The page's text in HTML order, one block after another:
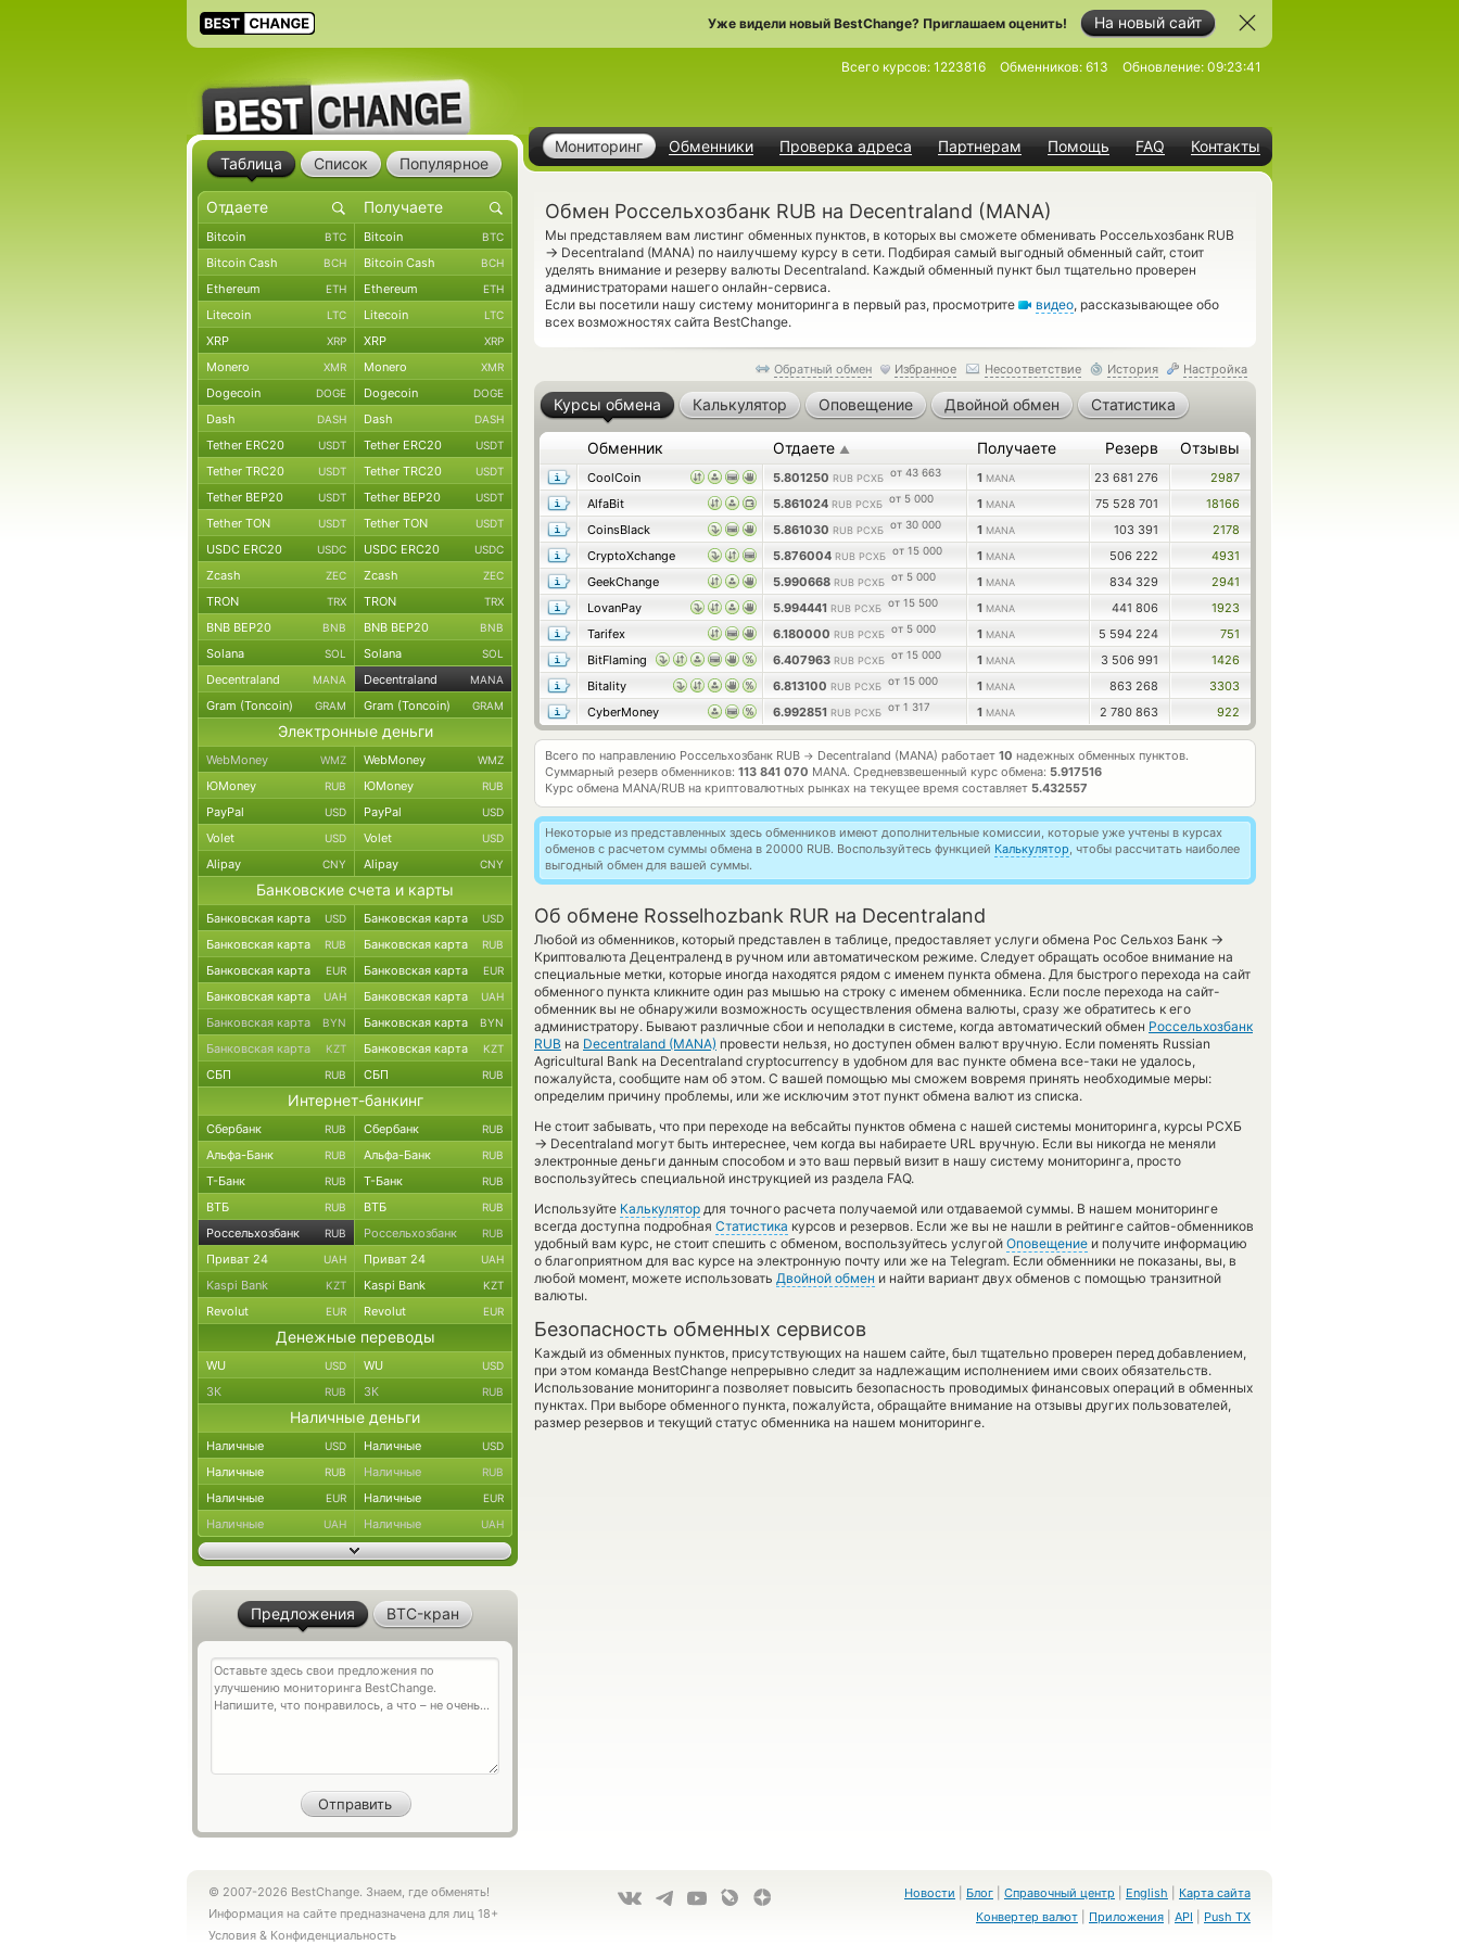
На новый сайт
Уже видели новый BestChange? Приглашаем оценить!
Мониторинг Обменники Проверка адреса Партнерам Помощь FAQ Контакты
Всего курсов: 1223816 Обменников: 613 Обновление: 09:23:41
Обмен Россельхозбанк RUB на Decentraland (MANA)
Мы представляем вам листинг обменных пунктов, в которых вы сможете обменивать Россельхозбанк RUB
→ Decentraland (MANA) по наилучшему курсу в сети. Подбирая самый выгодный обменный сайт, стоит
уделять внимание и резерву валюты Decentraland. Каждый обменный пункт был тщательно проверен
администраторами нашего онлайн-сервиса.
Если вы посетили нашу систему мониторинга в первый раз, просмотрите
видео, рассказывающее обо
всех возможностях сайта BestChange.
Обратный обмен Избранное Несоответствие История Настройка
Курсы обмена Калькулятор Оповещение Двойной обмен Статистика
Обменник Отдаете ▲ Получаете Резерв Отзывы
CoolCoin 5.801250 RUB РСХБ от 43 663 1 MANA 23 681 276
2987
AlfaBit
5.861024 RUB РСХБ от 5 000 1 MANA 75 528 701
18166
CoinsBlack
5.861030 RUB РСХБ от 30 000 1 MANA 103 391
2178
CryptoXchange
5.876004 RUB РСХБ от 15 000 1 MANA 506 222
4931
GeekChange
5.990668 RUB РСХБ от 5 000 1 MANA 834 329
2941
LovanPay
5.994441 RUB РСХБ от 15 500 1 MANA 441 806
1923
Tarifex
6.180000 RUB РСХБ от 5 000 1 MANA 5 594 224
751
BitFlaming
6.407963 RUB РСХБ от 15 000 1 MANA 3 506 991
1426
Bitality
6.813100 RUB РСХБ от 15 000 1 MANA 863 268
3303
CyberMoney
6.992851 RUB РСХБ от 1 317 1 MANA 2 780 863 922
Всего по направлению Россельхозбанк RUB → Decentraland (MANA) работает 10 надежных обменных пунктов.
Суммарный резерв обменников: 113 841 070 MANA. Средневзвешенный курс обмена: 5.917516
Курс обмена MANA/RUB на криптовалютных рынках на текущее время составляет 5.432557
Некоторые из представленных здесь обменников имеют дополнительные комиссии, которые уже учтены в курсах
обменов с расчетом суммы обмена в 20000 RUB. Воспользуйтесь функцией Калькулятор, чтобы рассчитать наиболее
выгодный обмен для вашей суммы.
Об обмене Rosselhozbank RUR на Decentraland
Любой из обменников, который представлен в таблице, предоставляет услуги обмена Рос Сельхоз Банк →
Криптовалюта Децентраленд в ручном или автоматическом режиме. Следует обращать особое внимание на
специальные метки, которые иногда находятся рядом с именем пункта обмена. Для быстрого перехода на сайт
обменного пункта кликните один раз мышью на строку с именем обменника. Если после перехода на сайт-
обменник вы не обнаружили возможность осуществления обмена валюты, сразу же обратитесь к его
администратору. Бывают различные сбои и неполадки в системе, когда автоматический обмен Россельхозбанк
RUB на Decentraland (MANA) провести нельзя, но доступен обмен валют вручную. Если поменять Russian
Agricultural Bank на Decentraland cryptocurrency в удобном для вас пункте обмена все-таки не удалось,
пожалуйста, сообщите нам об этом. С вашей помощью мы сможем вовремя принять необходимые меры:
определим причину проблемы, или же исключим этот пункт обмена валют из списка.
Не стоит забывать, что при переходе на вебсайты пунктов обмена с нашей системы мониторинга, курсы РСХБ
→ Decentraland могут быть интереснее, чем когда вы набираете URL вручную. Если вы никогда не меняли
электронные деньги данным способом и это ваш первый визит в нашу систему мониторинга, просто
воспользуйтесь специальной инструкцией из раздела FAQ.
Используйте Калькулятор для точного расчета получаемой или отдаваемой суммы. В нашем мониторинге
всегда доступна подробная Статистика курсов и резервов. Если же вы не нашли в рейтинге сайтов-обменников
удобный вам курс, не стоит спешить с обменом, воспользуйтесь услугой Оповещение и получите информацию
о благоприятном для вас курсе на электронную почту или же на Telegram. Если обменники не показаны, вы, в
любой момент, можете использовать Двойной обмен и найти вариант двух обменов с помощью транзитной
валюты.
Безопасность обменных сервисов
Каждый из обменных пунктов, присутствующих на нашем сайте, был тщательно проверен перед добавлением,
при этом команда BestChange непрерывно следит за надлежащим исполнением ими своих обязательств.
Использование мониторинга позволяет повысить безопасность проводимых финансовых операций в обменных
пунктах. При выборе обменного пункта, пожалуйста, обращайте внимание на отзывы других пользователей,
размер резервов и текущий статус обменника на нашем мониторинге.
Таблица Список Популярное
Bitcoin BTC Bitcoin BTC
Bitcoin Cash BCH Bitcoin Cash BCH
Ethereum ETH Ethereum ETH
Litecoin LTC Litecoin LTC
XRP XRP XRP XRP
Monero XMR Monero XMR
Dogecoin DOGE Dogecoin DOGE
Dash DASH Dash DASH
Tether ERC20 USDT Tether ERC20 USDT
Tether TRC20 USDT Tether TRC20 USDT
Tether BEP20 USDT Tether BEP20 USDT
Tether TON USDT Tether TON USDT
USDC ERC20 USDC USDC ERC20 USDC
Zcash ZEC Zcash ZEC
TRON TRX TRON TRX
BNB BEP20 BNB BNB BEP20 BNB
Solana SOL Solana SOL
Decentraland MANA Decentraland MANA
Gram (Toncoin) GRAM Gram (Toncoin) GRAM
Электронные деньги
WebMoney WMZ WebMoney WMZ
ЮMoney RUB ЮMoney RUB
PayPal USD PayPal USD
Volet USD Volet USD
Alipay CNY Alipay CNY
Банковские счета и карты
Банковская карта USD Банковская карта USD
Банковская карта RUB Банковская карта RUB
Банковская карта EUR Банковская карта EUR
Банковская карта UAH Банковская карта UAH
Банковская карта BYN Банковская карта BYN
Банковская карта KZT Банковская карта KZT
СБП RUB СБП RUB
Интернет-банкинг
Сбербанк RUB Сбербанк RUB
Альфа-Банк RUB Альфа-Банк RUB
Т-Банк RUB Т-Банк RUB
ВТБ RUB ВТБ RUB
Россельхозбанк RUB Россельхозбанк RUB
Приват 24 UAH Приват 24 UAH
Kaspi Bank KZT Kaspi Bank KZT
Revolut EUR Revolut EUR
Денежные переводы
WU USD WU USD
ЗК RUB ЗК RUB
Наличные деньги
Наличные USD Наличные USD
Наличные RUB Наличные RUB
Наличные EUR Наличные EUR
Наличные UAH Наличные UAH
Предложения BTC-кран
© 2007-2026 BestChange. Знаем, где обменять!
Информация на сайте предназначена для лиц 18+
Условия & Конфиденциальность
Новости Блог Справочный центр English
Карта сайта
Конвертер валют
Приложения API Push TX